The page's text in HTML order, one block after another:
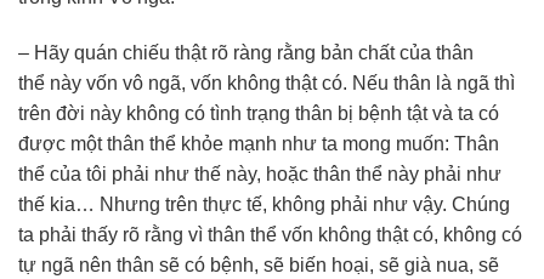
– Hãy quán chiếu thật rõ ràng rằng bản chất của thân
thể này vốn vô ngã, vốn không thật có. Nếu thân là ngã thì
trên đời này không có tình trạng thân bị bệnh tật và ta có
được một thân thể khỏe mạnh như ta mong muốn: Thân
thể của tôi phải như thế này, hoặc thân thể này phải như
thế kia… Nhưng trên thực tế, không phải như vậy. Chúng
ta phải thấy rõ rằng vì thân thể vốn không thật có, không có
tự ngã nên thân sẽ có bệnh, sẽ biến hoại, sẽ già nua, sẽ